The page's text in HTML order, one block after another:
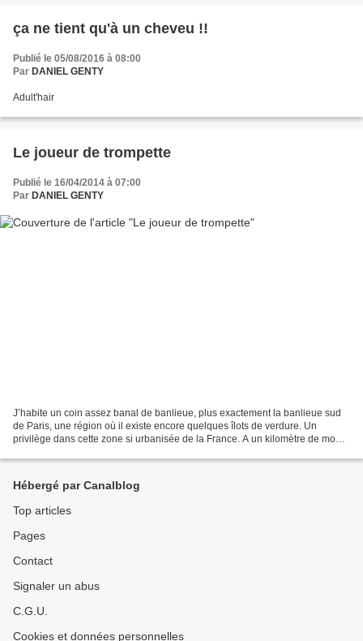
ça ne tient qu'à un cheveu !!
Publié le 05/08/2016 à 08:00
Par DANIEL GENTY
Adult'hair
Le joueur de trompette
Publié le 16/04/2014 à 07:00
Par DANIEL GENTY
J’habite un coin assez banal de banlieue, plus exactement la banlieue sud
de Paris, une région où il existe encore quelques îlots de verdure. Un
privilège dans cette zone si urbanisée de la France. A un kilomètre de mon
Hébergé par Canalblog
Top articles
Pages
Contact
Signaler un abus
C.G.U.
Cookies et données personnelles